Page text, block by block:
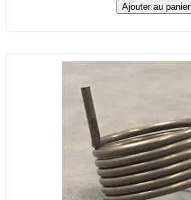
Ajouter au panier